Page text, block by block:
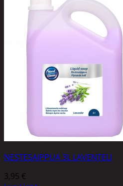
NESTESAIPPUA 3L LAVENTELI
3,95 €